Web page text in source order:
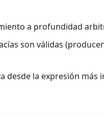
a profundidad
son válidas
desde la expresión más